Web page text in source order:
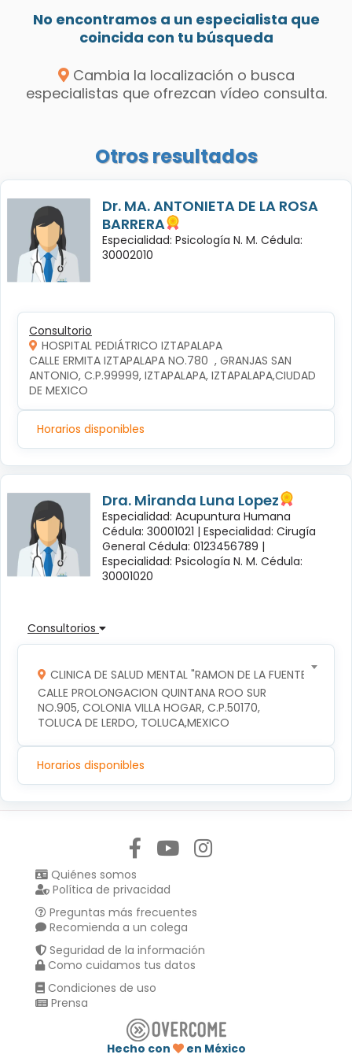
No encontramos a un especialista que
coincida con tu búsqueda
Cambia la localización o busca
especialistas que ofrezcan vídeo consulta.
Otros resultados
Dr. MA. ANTONIETA DE LA ROSA
BARRERA
Especialidad: Psicología N. M. Cédula:
30002010
Consultorio
HOSPITAL PEDIÁTRICO IZTAPALAPA
CALLE ERMITA IZTAPALAPA NO.780  , GRANJAS SAN
ANTONIO, C.P.99999, IZTAPALAPA, IZTAPALAPA,CIUDAD
DE MEXICO
Horarios disponibles
Dra. Miranda Luna Lopez
Especialidad: Acupuntura Humana
Cédula: 30001021 | Especialidad: Cirugía
General Cédula: 0123456789 |
Especialidad: Psicología N. M. Cédula:
30001020
Consultorios
CLINICA DE SALUD MENTAL "RAMON DE LA FUENTE"
CALLE PROLONGACION QUINTANA ROO SUR
NO.905, COLONIA VILLA HOGAR, C.P.50170,
TOLUCA DE LERDO, TOLUCA,MEXICO
Horarios disponibles
Quiénes somos
Política de privacidad
Preguntas más frecuentes
Recomienda a un colega
Seguridad de la información
Como cuidamos tus datos
Condiciones de uso
Prensa
Hecho con en México